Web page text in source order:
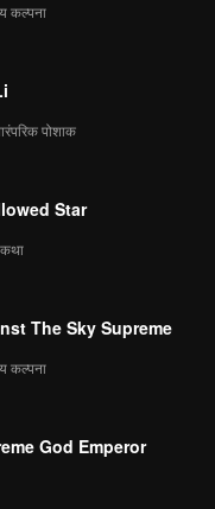
कल्पना
पोशाक
Star
कथा
The Sky Supreme
कल्पना
God Emperor